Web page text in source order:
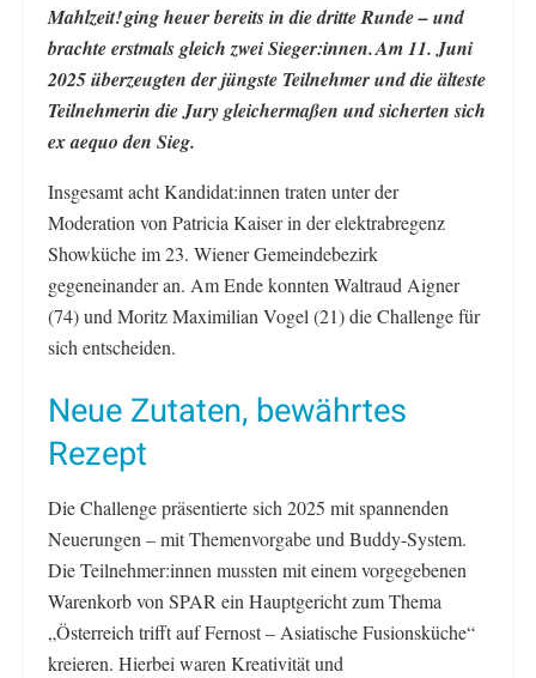
Mahlzeit! ging heuer bereits in die dritte Runde – und
brachte erstmals gleich zwei Sieger:innen. Am 11. Juni
2025 überzeugten der jüngste Teilnehmer und die älteste
Teilnehmerin die Jury gleichermaßen und sicherten sich
ex aequo den Sieg.
Insgesamt acht Kandidat:innen traten unter der
Moderation von Patricia Kaiser in der elektrabregenz
Showküche im 23. Wiener Gemeindebezirk
gegeneinander an. Am Ende konnten Waltraud Aigner
(74) und Moritz Maximilian Vogel (21) die Challenge für
sich entscheiden.
Neue Zutaten, bewährtes
Rezept
Die Challenge präsentierte sich 2025 mit spannenden
Neuerungen – mit Themenvorgabe und Buddy-System.
Die Teilnehmer:innen mussten mit einem vorgegebenen
Warenkorb von SPAR ein Hauptgericht zum Thema
„Österreich trifft auf Fernost – Asiatische Fusionsküche“
kreieren. Hierbei waren Kreativität und